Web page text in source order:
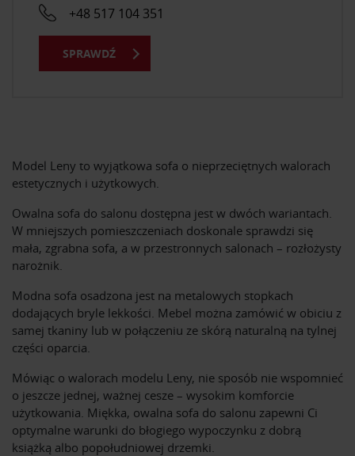
Model Leny to wyjątkowa sofa o nieprzeciętnych walorach
estetycznych i użytkowych.
Owalna sofa do salonu dostępna jest w dwóch wariantach.
W mniejszych pomieszczeniach doskonale sprawdzi się
mała, zgrabna sofa, a w przestronnych salonach – rozłożysty
narożnik.
Modna sofa osadzona jest na metalowych stopkach
dodających bryle lekkości. Mebel można zamówić w obiciu z
samej tkaniny lub w połączeniu ze skórą naturalną na tylnej
części oparcia.
Mówiąc o walorach modelu Leny, nie sposób nie wspomnieć
o jeszcze jednej, ważnej cesze – wysokim komforcie
użytkowania. Miękka, owalna sofa do salonu zapewni Ci
optymalne warunki do błogiego wypoczynku z dobrą
książką albo popołudniowej drzemki.
+48 517 104 351
SPRAWDŹ